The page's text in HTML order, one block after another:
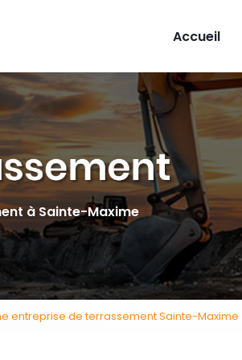
Accueil
à Sainte-Maxime
entreprise de terrassement Sainte-Maxime